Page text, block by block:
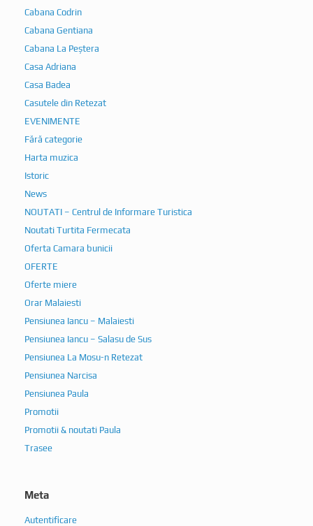
Cabana Codrin
Cabana Gentiana
Cabana La Peștera
Casa Adriana
Casa Badea
Casutele din Retezat
EVENIMENTE
Fără categorie
Harta muzica
Istoric
News
NOUTATI – Centrul de Informare Turistica
Noutati Turtita Fermecata
Oferta Camara bunicii
OFERTE
Oferte miere
Orar Malaiesti
Pensiunea Iancu – Malaiesti
Pensiunea Iancu – Salasu de Sus
Pensiunea La Mosu-n Retezat
Pensiunea Narcisa
Pensiunea Paula
Promotii
Promotii & noutati Paula
Trasee
Meta
Autentificare